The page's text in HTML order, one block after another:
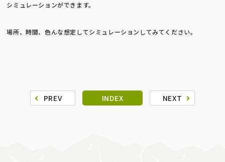
シミュレーションができます。
場所、時間、色んな想定してシミュレーションしてみてください。
PREV INDEX NEXT